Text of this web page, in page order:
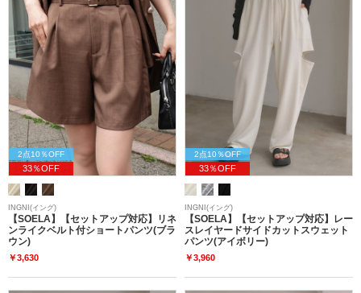
2点10％OFF
33％OFF
INGNI(イング)
【SOELA】【セットアップ対応】リネ
ンライクベルト付ショートパンツ(ブラ
ウン)
￥3,630
2点10％OFF
33％OFF
INGNI(イング)
【SOELA】【セットアップ対応】レー
スレイヤードサイドカットスウェット
パンツ(アイボリー)
￥3,960